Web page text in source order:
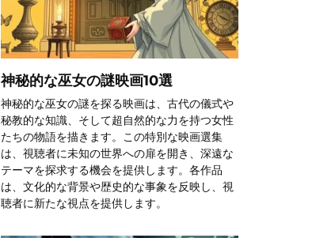
神秘的な巫女の謎映画10選
神秘的な巫女の謎を探る映画は、古代の儀式や
秘教的な知識、そして超自然的な力を持つ女性
たちの物語を描きます。この特別な映画選集
は、視聴者に未知の世界への扉を開き、深遠な
テーマを探求する機会を提供します。各作品
は、文化的な背景や歴史的な事象を反映し、視
聴者に新たな視点を提供します。